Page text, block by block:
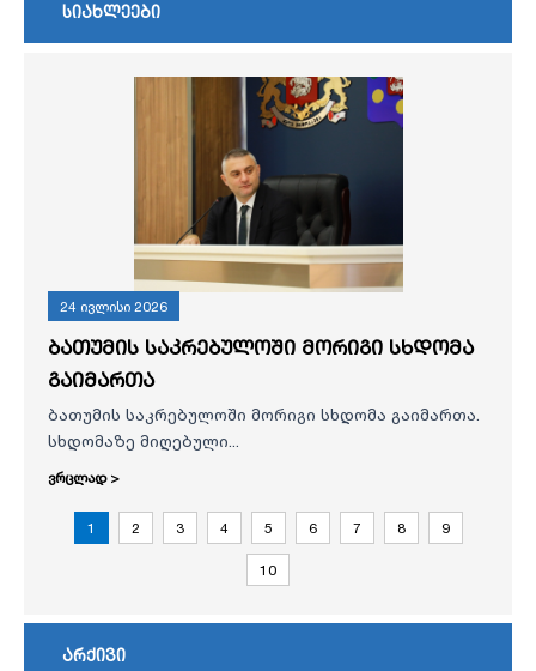
სიახლეები
24 ივლისი 2026
ბათუმის საკრებულოში მორიგი სხდომა
გაიმართა
ბათუმის საკრებულოში მორიგი სხდომა გაიმართა.
სხდომაზე მიღებული...
ვრცლად >
1 2 3 4 5 6 7 8 9
10
არქივი